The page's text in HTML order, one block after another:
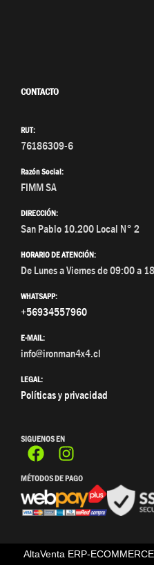
CONTACTO
RUT:
76186309-6
Razón Social:
FIMM SA
DIRECCIÓN:
San Pablo 10.200 Local N° 2
HORARIO DE ATENCIÓN:
De Lunes a Viernes de 09:00 a
WHATSAPP:
+56934557960
E-MAIL:
info@ironman4x4.cl
LEGAL:
Políticas y privacidad
SIGUENOS EN
MÉTODOS DE PAGO
AltaVenta ERP-